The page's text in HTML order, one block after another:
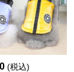
(税込)